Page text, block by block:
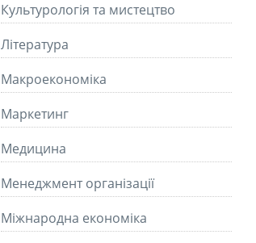
Культурологія та мистецтво
Літературa
Макроекономіка
Маркетинг
Медицина
Менеджмент організації
Міжнародна економіка